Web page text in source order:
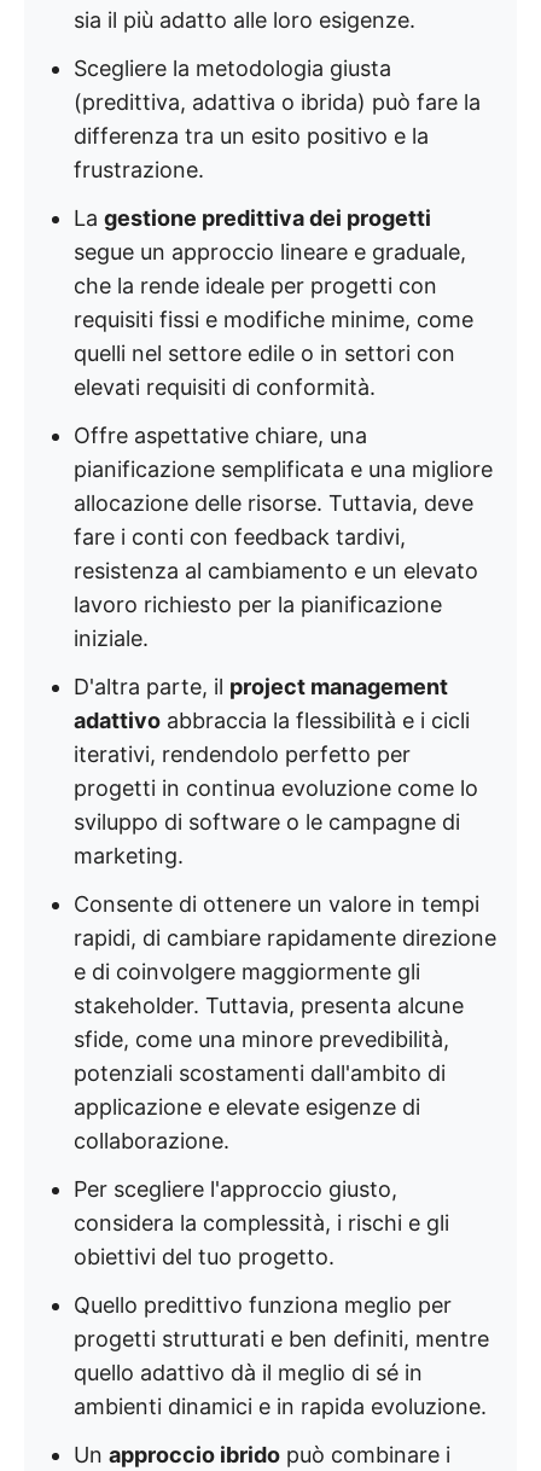
sia il più adatto alle loro esigenze.
Scegliere la metodologia giusta
(predittiva, adattiva o ibrida) può fare la
differenza tra un esito positivo e la
frustrazione.
La gestione predittiva dei progetti
segue un approccio lineare e graduale,
che la rende ideale per progetti con
requisiti fissi e modifiche minime, come
quelli nel settore edile o in settori con
elevati requisiti di conformità.
Offre aspettative chiare, una
pianificazione semplificata e una migliore
allocazione delle risorse. Tuttavia, deve
fare i conti con feedback tardivi,
resistenza al cambiamento e un elevato
lavoro richiesto per la pianificazione
iniziale.
D'altra parte, il project management
adattivo abbraccia la flessibilità e i cicli
iterativi, rendendolo perfetto per
progetti in continua evoluzione come lo
sviluppo di software o le campagne di
marketing.
Consente di ottenere un valore in tempi
rapidi, di cambiare rapidamente direzione
e di coinvolgere maggiormente gli
stakeholder. Tuttavia, presenta alcune
sfide, come una minore prevedibilità,
potenziali scostamenti dall'ambito di
applicazione e elevate esigenze di
collaborazione.
Per scegliere l'approccio giusto,
considera la complessità, i rischi e gli
obiettivi del tuo progetto.
Quello predittivo funziona meglio per
progetti strutturati e ben definiti, mentre
quello adattivo dà il meglio di sé in
ambienti dinamici e in rapida evoluzione.
Un approccio ibrido può combinare i